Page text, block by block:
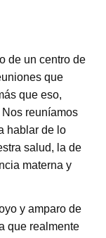
de un centro de
que
que eso,
reuníamos
hablar de lo
salud, la de
materna y
y amparo de
que realmente